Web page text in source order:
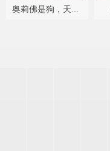
奥莉佛是狗，天哪！！这家伙电影版